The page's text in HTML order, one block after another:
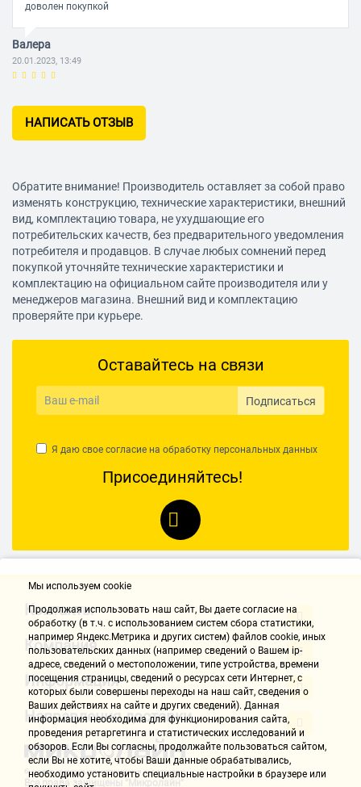
доволен покупкой
Валера
20.01.2023, 13:49
НАПИСАТЬ ОТЗЫВ
Обратите внимание! Производитель оставляет за собой право
изменять конструкцию, технические характеристики, внешний
вид, комплектацию товара, не ухудшающие его
потребительских качеств, без предварительного уведомления
потребителя и продавцов. В случае любых сомнений перед
покупкой уточняйте технические характеристики и
комплектацию на официальном сайте производителя или у
менеджеров магазина. Внешний вид и комплектацию
проверяйте при курьере.
Оставайтесь на связи
Подписаться
Я даю свое согласие на обработку персональных данных
Присоединяйтесь!
Контакты
Компания
Информация
Направления доставки
Все права защищены "Микролайн"
Мы используем cookie
Продолжая использовать наш cайт, Вы даете согласие на
обработку (в т.ч. с использованием систем сбора статистики,
например Яндекс.Метрика и других систем) файлов cookie, иных
пользовательских данных (например сведений о Вашем ip-
адресе, сведений о местоположении, типе устройства, времени
посещения страницы, сведений о ресурсах сети Интернет, с
которых были совершены переходы на наш сайт, сведения о
Ваших действиях на сайте и других сведений). Данная
информация необходима для функционирования сайта,
проведения ретаргетинга и статистических исследований и
обзоров. Если Вы согласны, продолжайте пользоваться сайтом,
если Вы не хотите, чтобы Ваши данные обрабатывались,
необходимо установить специальные настройки в браузере или